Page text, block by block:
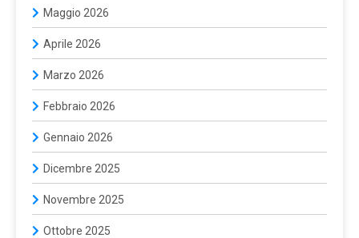
Maggio 2026
Aprile 2026
Marzo 2026
Febbraio 2026
Gennaio 2026
Dicembre 2025
Novembre 2025
Ottobre 2025